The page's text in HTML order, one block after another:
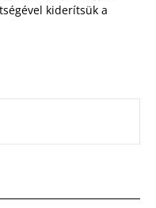
kiderítsük a